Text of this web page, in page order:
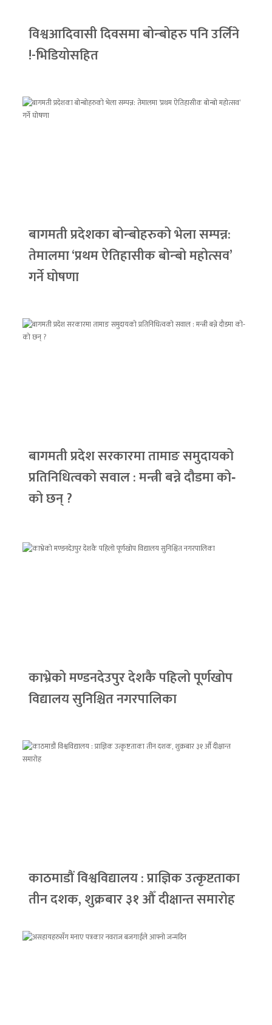
विश्वआदिवासी दिवसमा बोन्बोहरु पनि उर्लिने
!-भिडियोसहित
बागमती प्रदेशका बोन्बोहरुको भेला सम्पन्न:
तेमालमा ‘प्रथम ऐतिहासीक बोन्बो महोत्सव’
गर्ने घोषणा
बागमती प्रदेश सरकारमा तामाङ समुदायको
प्रतिनिधित्वको सवाल : मन्त्री बन्ने दौडमा को‐
को छन् ?
काभ्रेको मण्डनदेउपुर देशकै पहिलो पूर्णखोप
विद्यालय सुनिश्चित नगरपालिका
काठमाडौं विश्वविद्यालय : प्राज्ञिक उत्कृष्टताका
तीन दशक, शुक्रबार ३१ औँ दीक्षान्त समारोह